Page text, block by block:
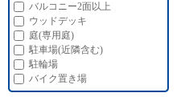
バルコニー2面以上
ウッドデッキ
庭(専用庭)
駐車場(近隣含む)
駐輪場
バイク置き場